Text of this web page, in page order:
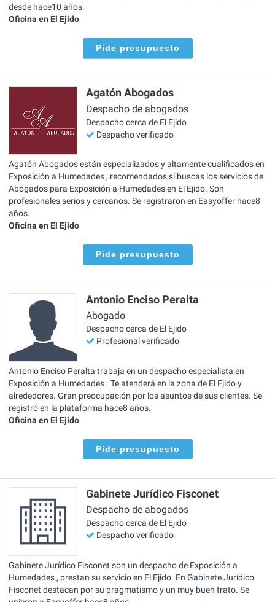
desde hace10 años.
Oficina en El Ejido
Pide presupuesto
Agatón Abogados
Despacho de abogados
Despacho cerca de El Ejido
Despacho verificado
Agatón Abogados están especializados y altamente cualificados en
Exposición a Humedades , recomendados si buscas los servicios de
Abogados para Exposición a Humedades en El Ejido. Son
profesionales serios y cercanos. Se registraron en Easyoffer hace8
años.
Oficina en El Ejido
Pide presupuesto
Antonio Enciso Peralta
Abogado
Despacho cerca de El Ejido
Profesional verificado
Antonio Enciso Peralta trabaja en un despacho especialista en
Exposición a Humedades . Te atenderá en la zona de El Ejido y
alrededores. Gran preocupación por los asuntos de sus clientes. Se
registró en la plataforma hace8 años.
Oficina en El Ejido
Pide presupuesto
Gabinete Jurídico Fisconet
Despacho de abogados
Despacho cerca de El Ejido
Despacho verificado
Gabinete Jurídico Fisconet son un despacho de Exposición a
Humedades , prestan su servicio en El Ejido. En Gabinete Jurídico
Fisconet destacan por su pragmatismo y un muy buen trato. Se